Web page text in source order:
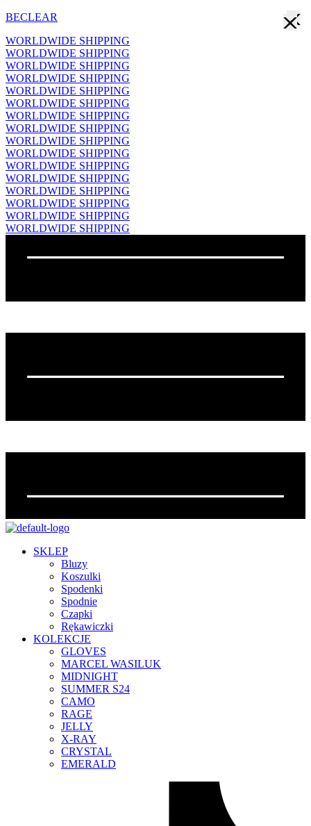
BECLEAR
WORLDWIDE SHIPPING
WORLDWIDE SHIPPING
WORLDWIDE SHIPPING
WORLDWIDE SHIPPING
WORLDWIDE SHIPPING
WORLDWIDE SHIPPING
WORLDWIDE SHIPPING
WORLDWIDE SHIPPING
WORLDWIDE SHIPPING
WORLDWIDE SHIPPING
WORLDWIDE SHIPPING
WORLDWIDE SHIPPING
WORLDWIDE SHIPPING
WORLDWIDE SHIPPING
WORLDWIDE SHIPPING
WORLDWIDE SHIPPING
SKLEP
Bluzy
Koszulki
Spodenki
Spodnie
Czapki
Rękawiczki
KOLEKCJE
GLOVES
MARCEL WASILUK
MIDNIGHT
SUMMER S24
CAMO
RAGE
JELLY
X-RAY
CRYSTAL
EMERALD